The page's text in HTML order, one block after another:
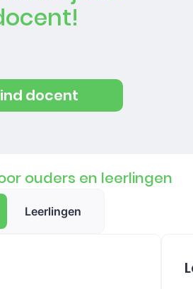
docent
ouders en leerlingen
Leerlingen